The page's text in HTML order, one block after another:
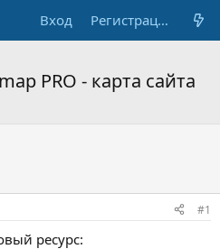
Вход Регистрация
PRO - карта сайта
#1
ресурс: